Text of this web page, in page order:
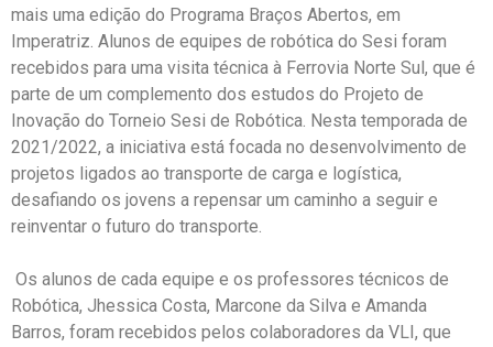
mais uma edição do Programa Braços Abertos, em
Imperatriz. Alunos de equipes de robótica do Sesi foram
recebidos para uma visita técnica à Ferrovia Norte Sul, que é
parte de um complemento dos estudos do Projeto de
Inovação do Torneio Sesi de Robótica. Nesta temporada de
2021/2022, a iniciativa está focada no desenvolvimento de
projetos ligados ao transporte de carga e logística,
desafiando os jovens a repensar um caminho a seguir e
reinventar o futuro do transporte.
Os alunos de cada equipe e os professores técnicos de
Robótica, Jhessica Costa, Marcone da Silva e Amanda
Barros, foram recebidos pelos colaboradores da VLI, que